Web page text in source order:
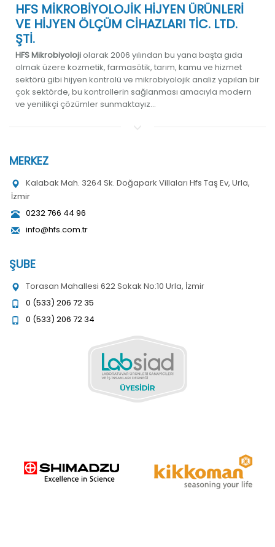
HFS MİKROBİYOLOJİK HİJYEN ÜRÜNLERİ
VE HİJYEN ÖLÇÜM CİHAZLARI TİC. LTD.
ŞTİ.
HFS Mikrobiyolojiolarak 2006 yılından bu yana başta gıda
olmak üzere kozmetik, farmasötik, tarım, kamu ve hizmet
sektörü gibi hijyen kontrolü ve mikrobiyolojik analiz yapılan bir
çok sektörde, bu kontrollerin sağlanması amacıyla modern
ve yenilikçi çözümler sunmaktayız...
MERKEZ
Kalabak Mah. 3264 Sk. Doğapark Villaları Hfs Taş Ev, Urla,
İzmir
0232 766 44 96
info@hfs.com.tr
ŞUBE
Torasan Mahallesi 622 Sokak No:10 Urla, İzmir
0 (533) 206 72 35
0 (533) 206 72 34